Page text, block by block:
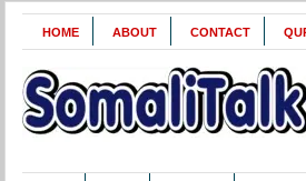
HOME ABOUT CONTACT